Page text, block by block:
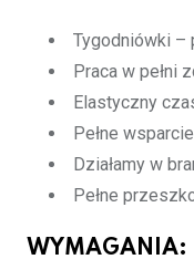
Tygodniówki –
Praca w pełni
Elastyczny
Pełne
Działamy w
Pełne
WYMAGANIA: